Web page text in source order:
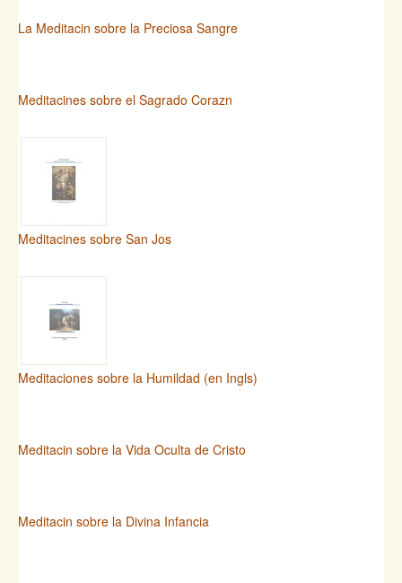
La Meditacin sobre la Preciosa Sangre
Meditacines sobre el Sagrado Corazn
Meditacines sobre San Jos
Meditaciones sobre la Humildad (en Ingls)
Meditacin sobre la Vida Oculta de Cristo
Meditacin sobre la Divina Infancia